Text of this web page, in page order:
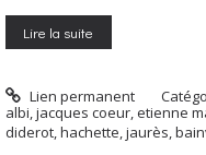
Lire la suite
Lien permanent
albi,jacques coeur,etienne
diderot,hachette,jaurès,